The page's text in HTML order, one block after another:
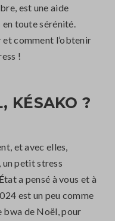
est une aide
toute sérénité.
comment l’obtenir
!
KÉSAKO ?
et avec elles,
petit stress
a pensé à vous et à
est un peu comme
bwa de Noël, pour